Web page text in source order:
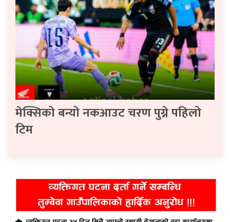
मेक्सिको बन्यो नकआउट चरण पुग्ने पहिलो
टिम